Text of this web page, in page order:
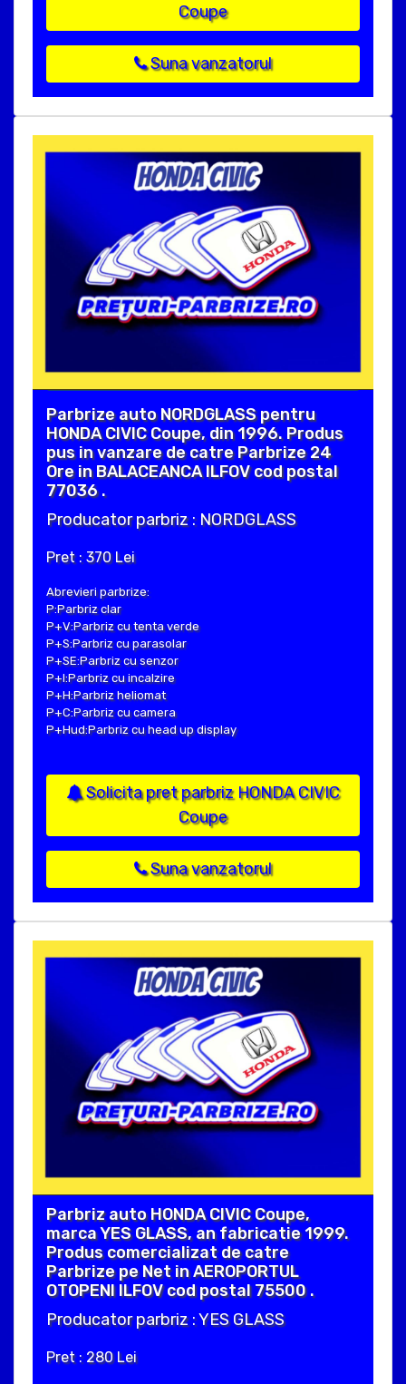
Coupe
Suna vanzatorul
Parbrize auto NORDGLASS pentru
HONDA CIVIC Coupe, din 1996. Produs
pus in vanzare de catre Parbrize 24
Ore in BALACEANCA ILFOV cod postal
77036 .
Producator parbriz : NORDGLASS
Pret : 370 Lei
Abrevieri parbrize:
P:Parbriz clar
P+V:Parbriz cu tenta verde
P+S:Parbriz cu parasolar
P+SE:Parbriz cu senzor
P+I:Parbriz cu incalzire
P+H:Parbriz heliomat
P+C:Parbriz cu camera
P+Hud:Parbriz cu head up display
Solicita pret parbriz HONDA CIVIC
Coupe
Suna vanzatorul
Parbriz auto HONDA CIVIC Coupe,
marca YES GLASS, an fabricatie 1999.
Produs comercializat de catre
Parbrize pe Net in AEROPORTUL
OTOPENI ILFOV cod postal 75500 .
Producator parbriz : YES GLASS
Pret : 280 Lei